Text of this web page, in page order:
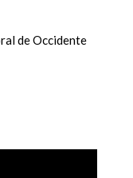
de Occidente